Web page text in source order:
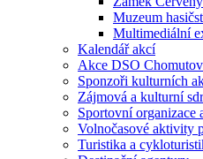
Muzeum
Multimediální
Kalendář akcí
Akce DSO
Sponzoři kulturních
Zájmová a kulturní
Sportovní organizace
Volnočasové aktivity
Turistika a